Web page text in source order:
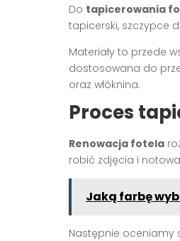
Do tapicerowania
tapicerski, szczypce
Materiały to przede
dostosowana do
oraz włóknina.
Proces
Renowacja fotela
robić zdjęcia i
Jaką farbę
Następnie oceniamy